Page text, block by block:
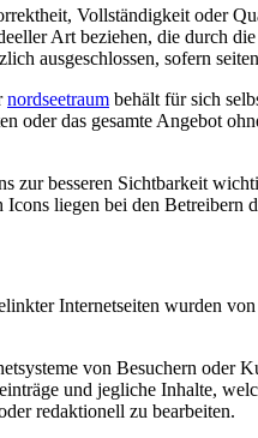
Vollständigkeit oder
Art beziehen, die durch
ausgeschlossen, sofern
nordseetraum behält für sich
oder das gesamte Angebot
besseren Sichtbarkeit
Icons liegen bei den
Internetseiten wurden
von Besuchern
und jegliche Inhalte,
redaktionell zu bearbeiten.